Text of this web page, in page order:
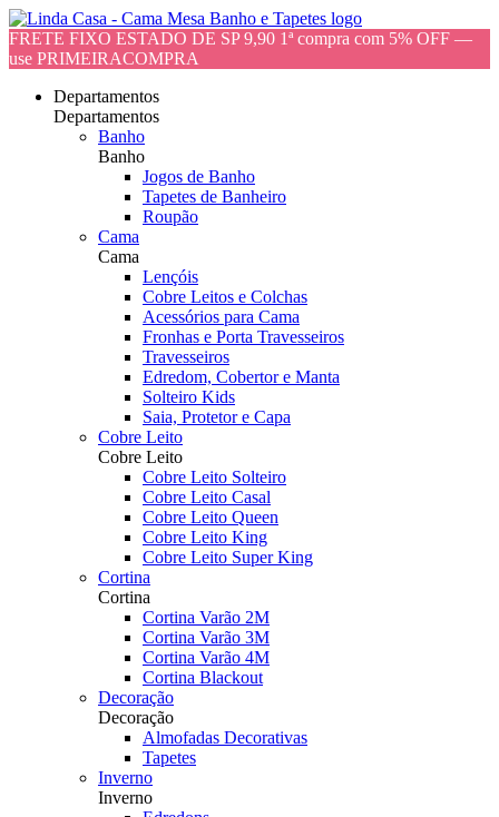
FRETE FIXO ESTADO DE SP 9,90 1ª compra com 5% OFF —
use PRIMEIRACOMPRA
Departamentos
Departamentos
Banho
Banho
Jogos de Banho
Tapetes de Banheiro
Roupão
Cama
Cama
Lençóis
Cobre Leitos e Colchas
Acessórios para Cama
Fronhas e Porta Travesseiros
Travesseiros
Edredom, Cobertor e Manta
Solteiro Kids
Saia, Protetor e Capa
Cobre Leito
Cobre Leito
Cobre Leito Solteiro
Cobre Leito Casal
Cobre Leito Queen
Cobre Leito King
Cobre Leito Super King
Cortina
Cortina
Cortina Varão 2M
Cortina Varão 3M
Cortina Varão 4M
Cortina Blackout
Decoração
Decoração
Almofadas Decorativas
Tapetes
Inverno
Inverno